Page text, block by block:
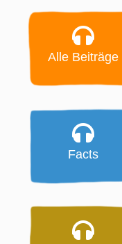
Alle Beiträge
Facts